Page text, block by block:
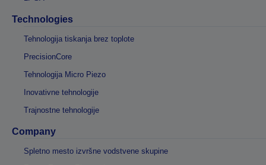
Technologies
Tehnologija tiskanja brez toplote
PrecisionCore
Tehnologija Micro Piezo
Inovativne tehnologije
Trajnostne tehnologije
Company
Spletno mesto izvršne vodstvene skupine